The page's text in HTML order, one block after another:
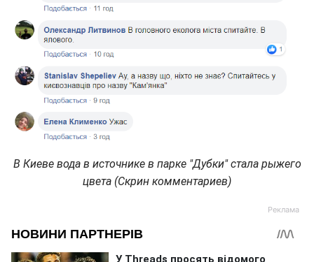
В Киеве вода в источнике в парке "Дубки" стала рыжего
цвета (Скрин комментариев)